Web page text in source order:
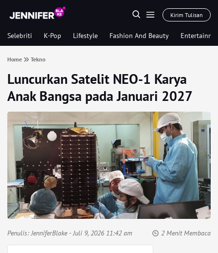
Kirim Tulisan
Selebriti K-Pop Lifestyle Fashion And Beauty
Home Tekno
Luncurkan Satelit NEO-1 Karya
Anak Bangsa pada Januari 2027
Penulis:JenniferBlake- Juli 9, 2026 11:42 am 2 Menit Membaca